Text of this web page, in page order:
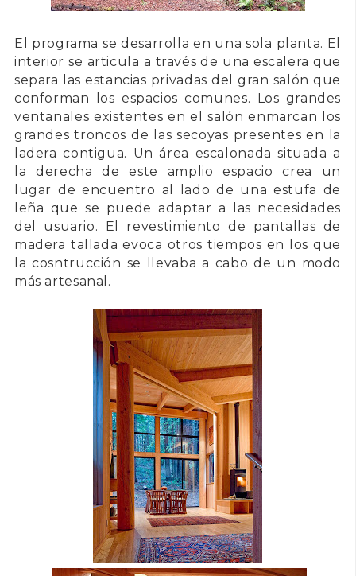
El programa se desarrolla en una sola planta. El
interior se articula a través de una escalera que
separa las estancias privadas del gran salón que
conforman los espacios comunes. Los grandes
ventanales existentes en el salón enmarcan los
grandes troncos de las secoyas presentes en la
ladera contigua. Un área escalonada situada a
la derecha de este amplio espacio
crea
un
lugar de encuentro al lado de una estufa de
leña que se puede adaptar a las necesidades
del usuario. E l revestimiento de pantallas de
madera tallada evoca otros tiempos en los que
la cosntrucción se llevaba a cabo de un modo
más artesanal .